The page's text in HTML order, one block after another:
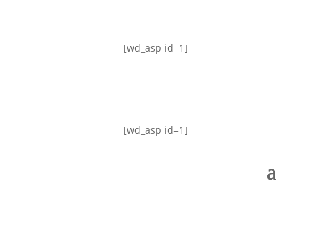
[wd_asp id=1]
[wd_asp id=1]